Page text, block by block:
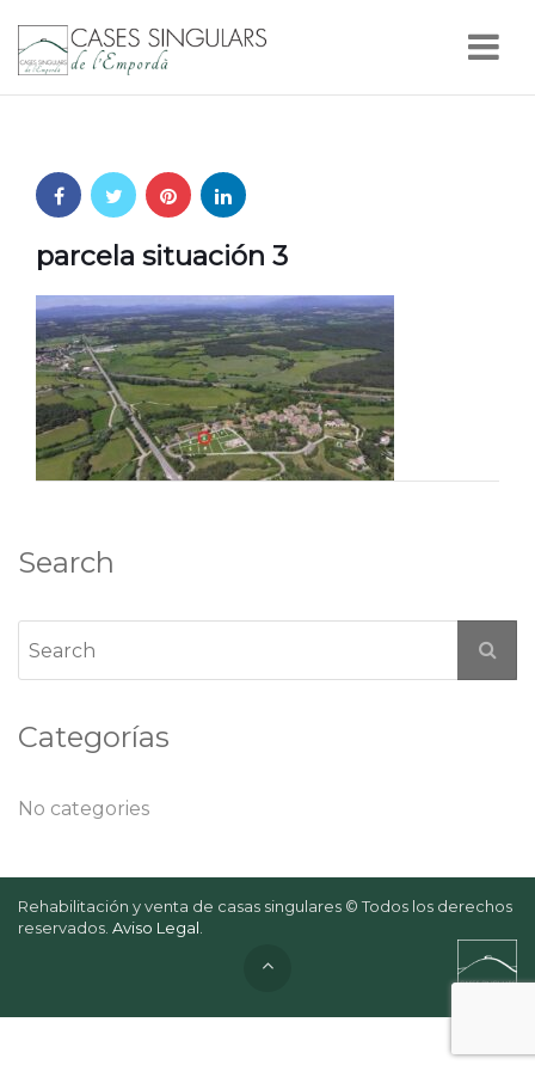
parcela situación 3
Search
Categorías
No categories
Rehabilitación y venta de casas singulares © Todos los derechos
reservados. Aviso Legal